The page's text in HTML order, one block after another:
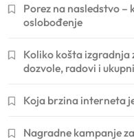
Porez na nasledstvo –
oslobođenje
Koliko košta izgradnja
dozvole, radovi i
Koja brzina interneta
Nagradne kampanje